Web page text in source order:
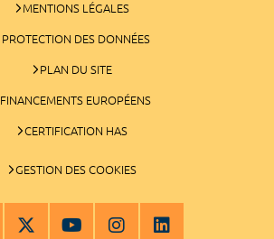
MENTIONS LÉGALES
PROTECTION DES DONNÉES
PLAN DU SITE
FINANCEMENTS EUROPÉENS
CERTIFICATION HAS
GESTION DES COOKIES